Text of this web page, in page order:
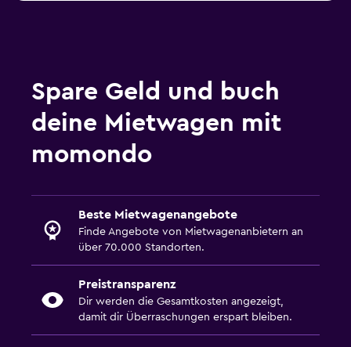
Spare Geld und buch
deine Mietwagen mit
momondo
Beste Mietwagenangebote
Finde Angebote von Mietwagenanbietern an
über 70.000 Standorten.
Preistransparenz
Dir werden die Gesamtkosten angezeigt,
damit dir Überraschungen erspart bleiben.